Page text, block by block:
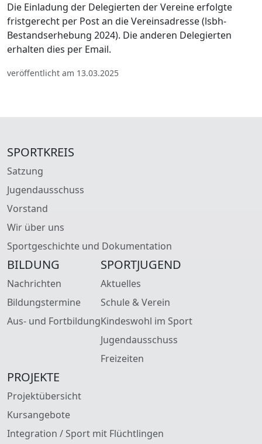
Die Einladung der Delegierten der Vereine erfolgte
fristgerecht per Post an die Vereinsadresse (lsbh-
Bestandserhebung 2024). Die anderen Delegierten
erhalten dies per Email.
veröffentlicht am 13.03.2025
SPORTKREIS
Satzung
Jugendausschuss
Vorstand
Wir über uns
Sportgeschichte und Dokumentation
BILDUNG
Nachrichten
Bildungstermine
Aus- und Fortbildung
SPORTJUGEND
Aktuelles
Schule & Verein
Kindeswohl im Sport
Jugendausschuss
Freizeiten
PROJEKTE
Projektübersicht
Kursangebote
Integration / Sport mit Flüchtlingen